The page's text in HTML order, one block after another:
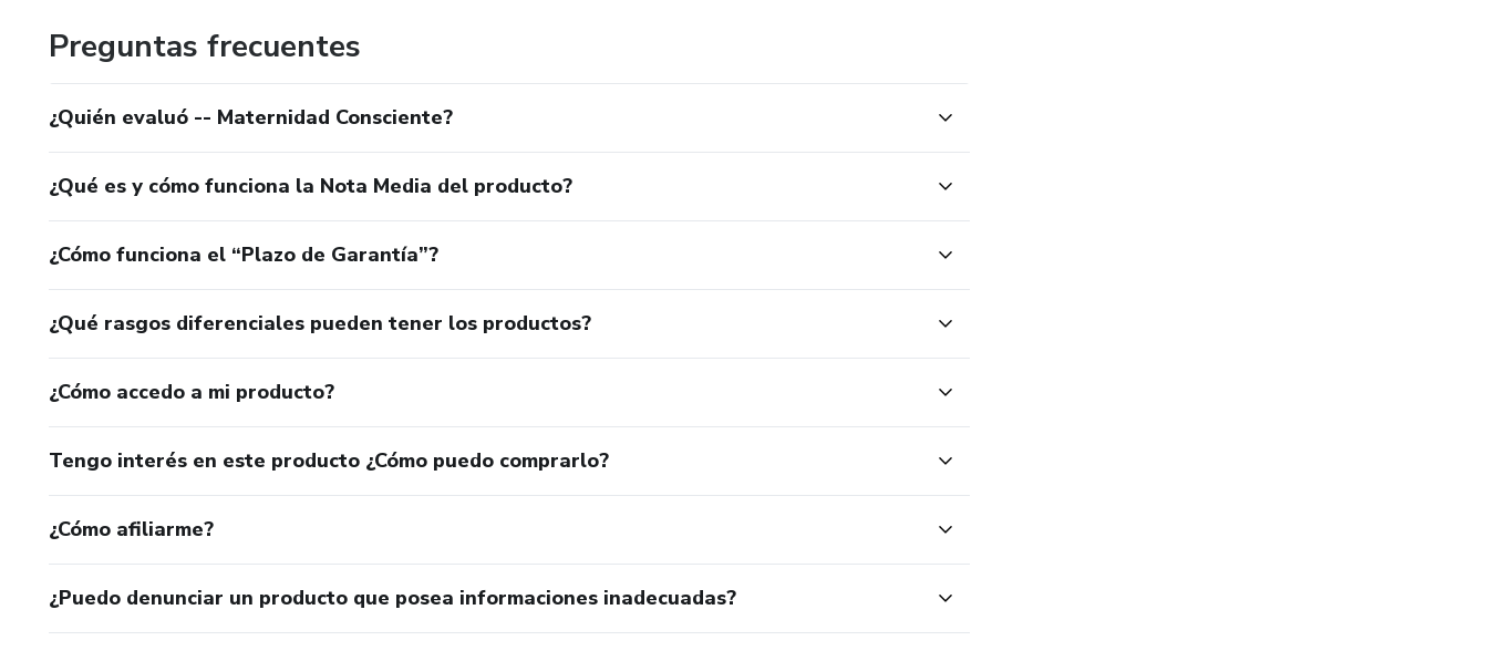
Preguntas frecuentes
¿Quién evaluó -- Maternidad Consciente?
¿Qué es y cómo funciona la Nota Media del producto?
¿Cómo funciona el “Plazo de Garantía”?
¿Qué rasgos diferenciales pueden tener los productos?
¿Cómo accedo a mi producto?
Tengo interés en este producto ¿Cómo puedo comprarlo?
¿Cómo afiliarme?
¿Puedo denunciar un producto que posea informaciones inadecuadas?